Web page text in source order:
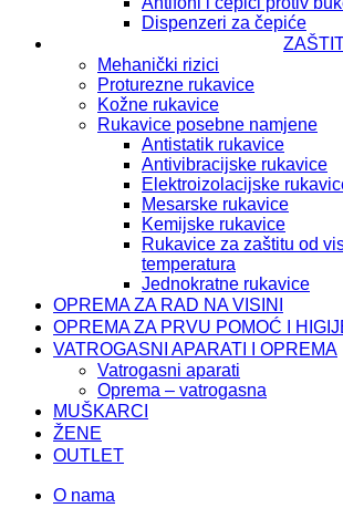
Dispenzeri za čepiće
Mehanički rizici
Proturezne rukavice
Kožne rukavice
Rukavice posebne namjene
Antistatik rukavice
Antivibracijske rukavice
Elektroizolacijske
Mesarske rukavice
Kemijske rukavice
Rukavice za zaštitu od
temperatura
Jednokratne rukavice
OPREMA ZA RAD NA VISINI
OPREMA ZA PRVU POMOĆ I
VATROGASNI APARATI I OPREMA
Vatrogasni aparati
Oprema – vatrogasna
MUŠKARCI
ŽENE
OUTLET
O nama